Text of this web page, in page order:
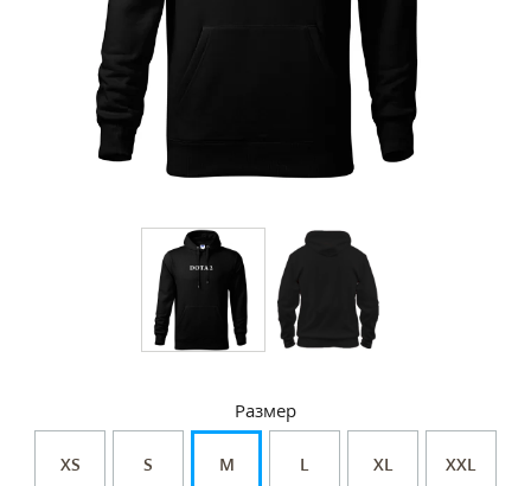
Размер
XS S M L XL XXL